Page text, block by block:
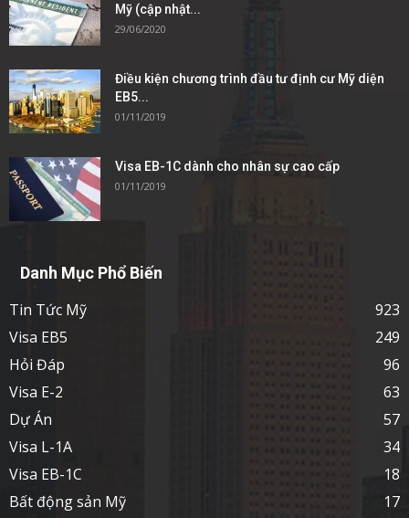
Mỹ (cập nhật...
29/06/2020
Điều kiện chương trình đầu tư định cư Mỹ diện
EB5...
01/11/2019
Visa EB-1C dành cho nhân sự cao cấp
01/11/2019
Danh Mục Phổ Biến
Tin Tức Mỹ
923
Visa EB5
249
Hỏi Đáp
96
Visa E-2
63
Dự Án
57
Visa L-1A
34
Visa EB-1C
18
Bất động sản Mỹ
17